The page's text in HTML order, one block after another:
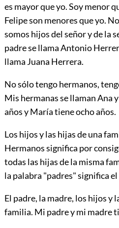
es mayor que yo. Soy menor
Felipe son menores que yo.
somos hijos del señor y de la
padre se llama Antonio
llama Juana Herrera.
No sólo tengo hermanos,
Mis hermanas se llaman Ana
años y María tiene ocho años.
Los hijos y las hijas de una
Hermanos significa por
todas las hijas de la misma
la palabra "padres" significa
El padre, la madre, los hijos y
familia. Mi padre y mi madre